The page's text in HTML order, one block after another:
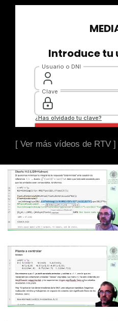
[ Ver más vídeos de RTV ]